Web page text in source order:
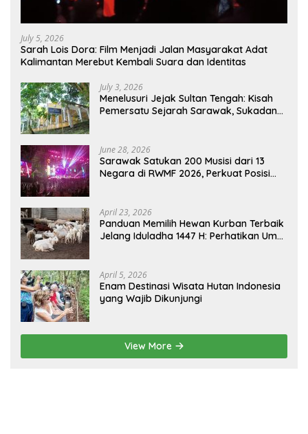
July 5, 2026
Sarah Lois Dora: Film Menjadi Jalan Masyarakat Adat
Kalimantan Merebut Kembali Suara dan Identitas
July 3, 2026
Menelusuri Jejak Sultan Tengah: Kisah
Pemersatu Sejarah Sarawak, Sukadana,
June 28, 2026
Sarawak Satukan 200 Musisi dari 13
Negara di RWMF 2026, Perkuat Posisi
April 23, 2026
Panduan Memilih Hewan Kurban Terbaik
Jelang Iduladha 1447 H: Perhatikan Umur
April 5, 2026
Enam Destinasi Wisata Hutan Indonesia
yang Wajib Dikunjungi
View More